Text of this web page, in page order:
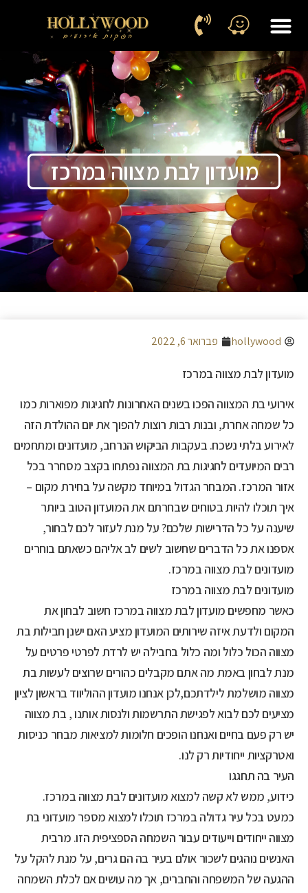
מועדון לבת מצווה במרכז
hollywood פברואר 6, 2022
מועדון לבת מצווה במרכז
אירועי בת המצווה הפכו בשנים האחרונות לחגיגות מפוארות כמו
כל שמחה אחרת, ובנות רבות רוצות להפוך את יום ההולדת הזה
לאירוע בלתי נשכח. בעקבות הביקוש הנרחב, מועדונים ומתחמים
רבים המיועדים לחגיגות בת המצווה נפתחו בקצב מסחרר בכל
אזור המרכז. המבחר הגדול במיוחד מקשה על בחירת מקום –
איך תוכלו להיות בטוחים שבחרתם את המועדון הטוב ביותר
שיענה על כל הדרישות שלכם? על מנת לעזור לכם לבחור,
אספנו את כל הדברים שחשוב לשים לב אליהם כשאתם בוחרים
מועדונים לבת מצווה במרכז.
מועדונים לבת מצווה במרכז
כאשר מחפשים מועדון לבת מצווה במרכז חשוב לבחון את
המקום ולדעת איזה שירותים המועדון מציע האם ישנן חבילות בת
מצווה הכול כלול ומה כלול בחבילה יש לרדת לפרטי פרטים על
מנת לבחון באמת מה אתם מקבלים כהורים שרוצים לעשות בת
מצווה מושלמת לילדתכם,לכן אנחנו מועדון ההוליווד בראשון לציון
מציעים לכם לבוא לפגישת התרשמות ולנסות אותנו , בת מצווה
יש רק פעם בחיים ואנחנו הופכים חלומות למציאות מבחר כניסות
ואטרקציות ייחודיות רק לנו.
העיר בה תחגגו
כידוע, ממש לא קשה למצוא מועדונים לבת מצווה במרכז.
כמעט בכל עיר גדולה במרכז תוכלו למצוא מספר מועדוני בת
מצווה ייחודים וייעודים עבור השמחה הספציפית הזו. מרבית
האנשים נוהגים לשכור אולם בעיר בה הם גרים, על מנת להקל על
ההגעה של המשפחה והחברים, אך מה עושים אם לכלת השמחה